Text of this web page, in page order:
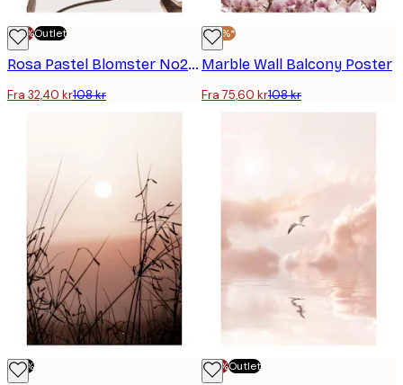
-70%Outlet
Rosa Pastel Blomster No2 Plakat
Fra 32,40 kr108 kr
-30%*
Marble Wall Balcony Poster
Fra 75,60 kr108 kr
-70% -70%Outlet